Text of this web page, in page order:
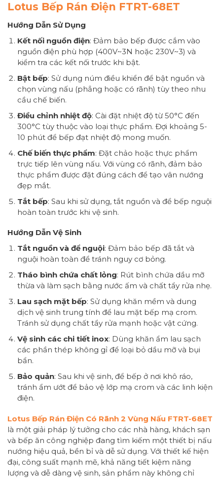
Lotus Bếp Rán Điện FTRT-68ET
Hướng Dẫn Sử Dụng
Kết nối nguồn điện: Đảm bảo bếp được cắm vào
nguồn điện phù hợp (400V~3N hoặc 230V~3) và
kiểm tra các kết nối trước khi bật.
Bật bếp: Sử dụng núm điều khiển để bật nguồn và
chọn vùng nấu (phẳng hoặc có rãnh) tùy theo nhu
cầu chế biến.
Điều chỉnh nhiệt độ: Cài đặt nhiệt độ từ 50°C đến
300°C tùy thuộc vào loại thực phẩm. Đợi khoảng 5-
10 phút để bếp đạt nhiệt độ mong muốn.
Chế biến thực phẩm: Đặt chảo hoặc thực phẩm
trực tiếp lên vùng nấu. Với vùng có rãnh, đảm bảo
thực phẩm được đặt đúng cách để tạo vân nướng
đẹp mắt.
Tắt bếp: Sau khi sử dụng, tắt nguồn và để bếp nguội
hoàn toàn trước khi vệ sinh.
Hướng Dẫn Vệ Sinh
Tắt nguồn và để nguội: Đảm bảo bếp đã tắt và
nguội hoàn toàn để tránh nguy cơ bỏng.
Tháo bình chứa chất lỏng: Rút bình chứa dầu mỡ
thừa và làm sạch bằng nước ấm và chất tẩy rửa nhẹ.
Lau sạch mặt bếp: Sử dụng khăn mềm và dung
dịch vệ sinh trung tính để lau mặt bếp mạ crom.
Tránh sử dụng chất tẩy rửa mạnh hoặc vật cứng.
Vệ sinh các chi tiết inox: Dùng khăn ẩm lau sạch
các phần thép không gỉ để loại bỏ dầu mỡ và bụi
bẩn.
Bảo quản: Sau khi vệ sinh, để bếp ở nơi khô ráo,
tránh ẩm ướt để bảo vệ lớp mạ crom và các linh kiện
điện.
Lotus Bếp Rán Điện Có Rãnh 2 Vùng Nấu FTRT-68ET
là một giải pháp lý tưởng cho các nhà hàng, khách sạn
và bếp ăn công nghiệp đang tìm kiếm một thiết bị nấu
nướng hiệu quả, bền bỉ và dễ sử dụng. Với thiết kế hiện
đại, công suất mạnh mẽ, khả năng tiết kiệm năng
lượng và dễ dàng vệ sinh, sản phẩm này không chỉ